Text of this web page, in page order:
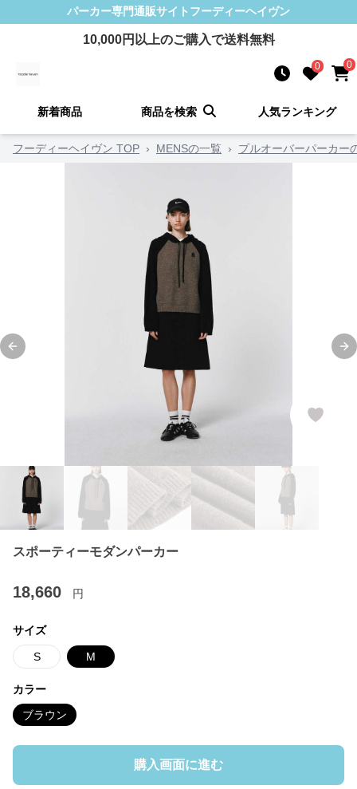
パーカー専門通販サイト フーディーヘイヴン
10,000円以上のご購入で送料無料
0 0
新着商品 商品を検索 人気ランキング
フーディーヘイヴン TOP › MENSの一覧 › プルオーバーパーカー
Previous slide
スポーティーモダンパーカー
18,660 円
サイズ
S M
カラー
ブラウン
購入画面に進む